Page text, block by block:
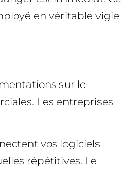
en véritable vigie
sur le
Les entreprises
vos logiciels
répétitives. Le